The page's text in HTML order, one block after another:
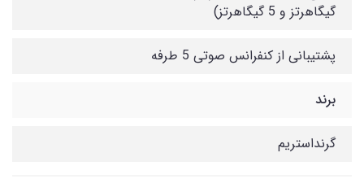
گیگاهرتز و 5 گیگاهرتز)
پشتیبانی از کنفرانس صوتی 5 طرفه
برند
گرنداستریم